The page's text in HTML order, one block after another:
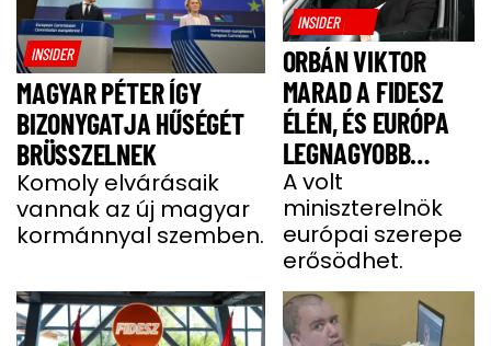
INSIDER
MAGYAR PÉTER ÍGY
BIZONYGATJA HŰSÉGÉT
BRÜSSZELNEK
Komoly elvárásaik
vannak az új magyar
kormánnyal szemben.
INSIDER
ORBÁN VIKTOR
MARAD A FIDESZ
ÉLÉN, ÉS EURÓPA
LEGNAGYOBB
JOBBOLDALI
SZÖVETSÉGÉT
ÉPÍTI TOVÁBB
A volt
miniszterelnök
európai szerepe
erősödhet.